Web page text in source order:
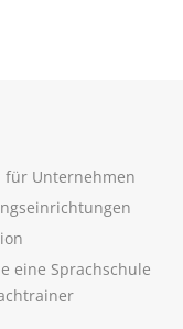
für Unternehmen
eine Sprachschule